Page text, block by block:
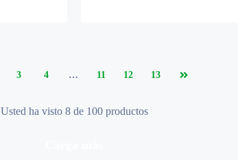
3 4 … 11 12 13
Usted ha visto 8 de 100 productos